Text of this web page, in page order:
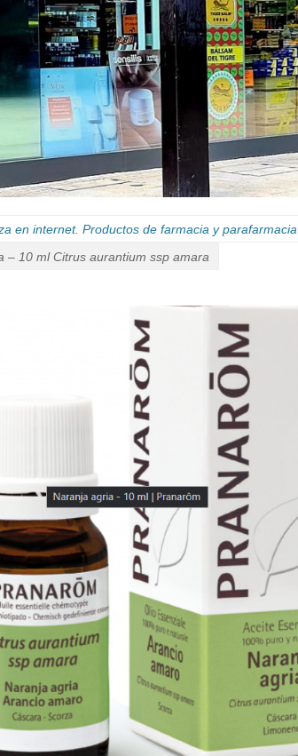
en internet. Productos de farmacia y parafarmacia
– 10 ml Citrus aurantium ssp amara